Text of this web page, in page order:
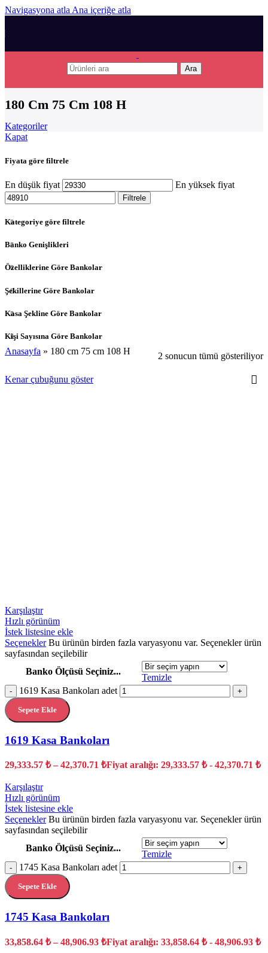
Navigasyona atla Ana içeriğe atla
Ara
180 Cm 75 Cm 108 H
Kategoriler
Kapat
Fiyata göre filtrele
En düşük fiyat En yüksek fiyat
Filtrele
Kategoriye göre filtrele
Banko Genişlikleri
Özelliklerine Göre Bankolar
Şekillerine Göre Bankolar
Kasa Şekline Göre Bankolar
Kişi Sayısına Göre Bankolar
Anasayfa » 180 cm 75 cm 108 H 2 sonucun tümü gösteriliyor
Kenar çubuğunu göster
Karşılaştır
Hızlı görünüm
İstek listesine ekle
Seçenekler Bu ürünün birden fazla varyasyonu var. Seçenekler ürün
sayfasından seçilebilir
Banko Ölçüsü Seçiniz...
Temizle
- 1619 Kasa Bankoları adet +
Sepete Ekle
1619 Kasa Bankoları
29,333.57 ₺ –42,370.71 ₺Fiyat aralığı: 29,333.57 ₺ - 42,370.71 ₺
Karşılaştır
Hızlı görünüm
İstek listesine ekle
Seçenekler Bu ürünün birden fazla varyasyonu var. Seçenekler ürün
sayfasından seçilebilir
Banko Ölçüsü Seçiniz...
Temizle
- 1745 Kasa Bankoları adet +
Sepete Ekle
1745 Kasa Bankoları
33,858.64 ₺ –48,906.93 ₺Fiyat aralığı: 33,858.64 ₺ - 48,906.93 ₺